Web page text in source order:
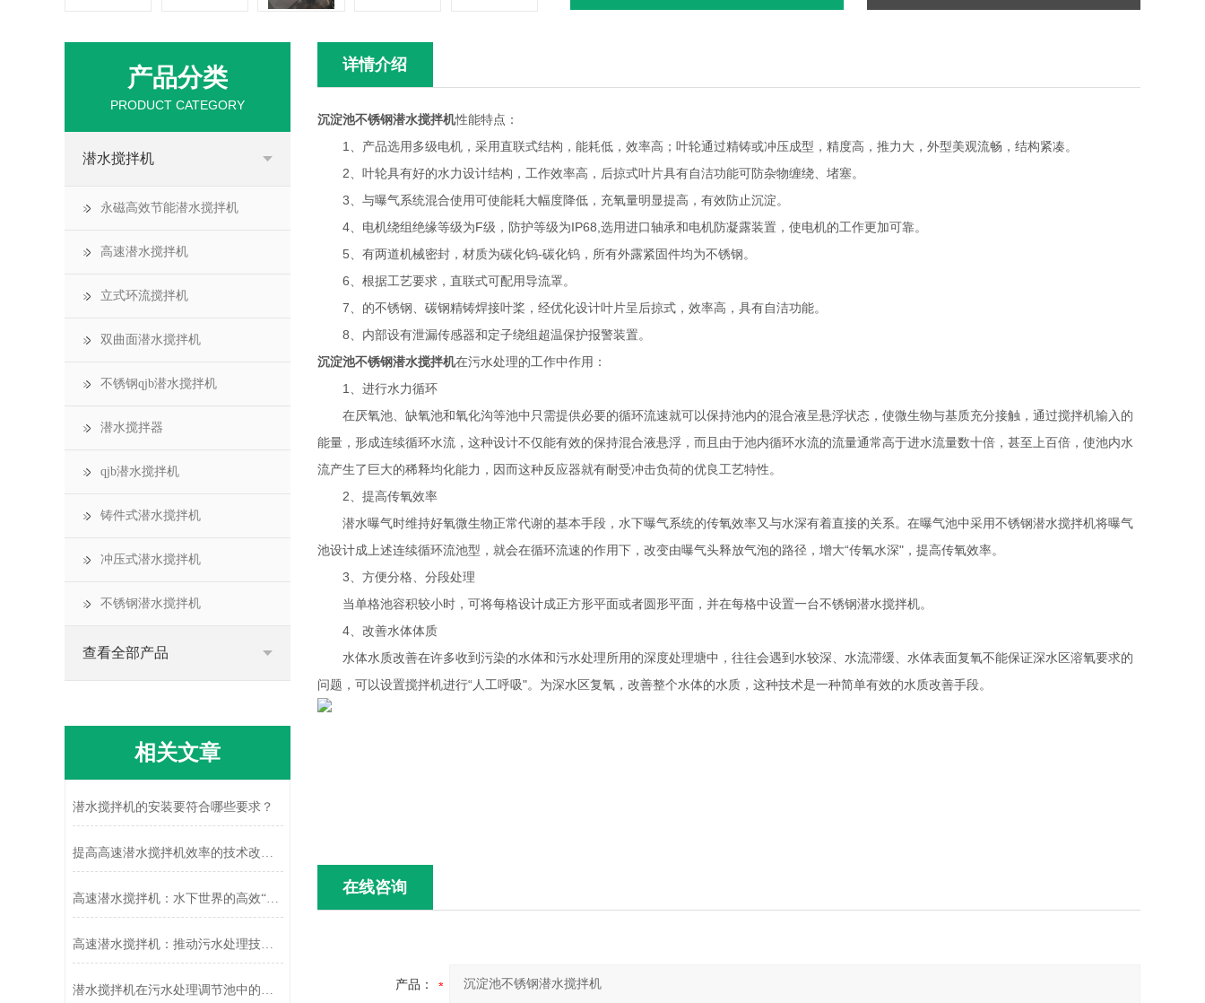
详情介绍
沉淀池不锈钢潜水搅拌机性能特点：
1、产品选用多级电机，采用直联式结构，能耗低，效率高；叶轮通过精铸或冲压成型，精度高，推力大，外型美观流畅，结构紧凑。
2、叶轮具有好的水力设计结构，工作效率高，后掠式叶片具有自洁功能可防杂物缠绕、堵塞。
3、与曝气系统混合使用可使能耗大幅度降低，充氧量明显提高，有效防止沉淀。
4、电机绕组绝缘等级为F级，防护等级为IP68,选用进口轴承和电机防凝露装置，使电机的工作更加可靠。
5、有两道机械密封，材质为碳化钨-碳化钨，所有外露紧固件均为不锈钢。
6、根据工艺要求，直联式可配用导流罩。
7、的不锈钢、碳钢精铸焊接叶桨，经优化设计叶片呈后掠式，效率高，具有自洁功能。
8、内部设有泄漏传感器和定子绕组超温保护报警装置。
沉淀池不锈钢潜水搅拌机在污水处理的工作中作用：
1、进行水力循环
在厌氧池、缺氧池和氧化沟等池中只需提供必要的循环流速就可以保持池内的混合液呈悬浮状态，使微生物与基质充分接触，通过搅拌机输入的
能量，形成连续循环水流，这种设计不仅能有效的保持混合液悬浮，而且由于池内循环水流的流量通常高于进水流量数十倍，甚至上百倍，使池内水
流产生了巨大的稀释均化能力，因而这种反应器就有耐受冲击负荷的优良工艺特性。
2、提高传氧效率
潜水曝气时维持好氧微生物正常代谢的基本手段，水下曝气系统的传氧效率又与水深有着直接的关系。在曝气池中采用不锈钢潜水搅拌机将曝气
池设计成上述连续循环流池型，就会在循环流速的作用下，改变由曝气头释放气泡的路径，增大“传氧水深"，提高传氧效率。
3、方便分格、分段处理
当单格池容积较小时，可将每格设计成正方形平面或者圆形平面，并在每格中设置一台不锈钢潜水搅拌机。
4、改善水体体质
水体水质改善在许多收到污染的水体和污水处理所用的深度处理塘中，往往会遇到水较深、水流滞缓、水体表面复氧不能保证深水区溶氧要求的
问题，可以设置搅拌机进行“人工呼吸"。为深水区复氧，改善整个水体的水质，这种技术是一种简单有效的水质改善手段。
在线咨询
产品：
产品分类
PRODUCT CATEGORY
潜水搅拌机
永磁高效节能潜水搅拌机
高速潜水搅拌机
立式环流搅拌机
双曲面潜水搅拌机
不锈钢qjb潜水搅拌机
潜水搅拌器
qjb潜水搅拌机
铸件式潜水搅拌机
冲压式潜水搅拌机
不锈钢潜水搅拌机
查看全部产品
相关文章
潜水搅拌机的安装要符合哪些要求？
提高高速潜水搅拌机效率的技术改进与应用
高速潜水搅拌机：水下世界的高效“搅拌能手”
高速潜水搅拌机：推动污水处理技术革新
潜水搅拌机在污水处理调节池中的应用及效果分析